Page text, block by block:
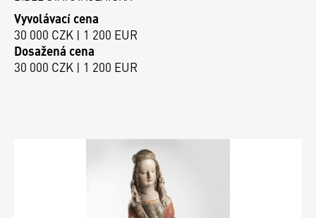
Vyvolávací cena
30 000 CZK | 1 200 EUR
Dosažená cena
30 000 CZK | 1 200 EUR